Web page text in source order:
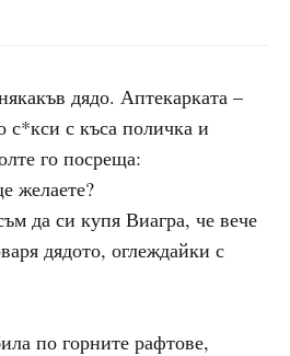
дядо. Аптекарката –
с*кси с къса поличка и
го посреща:
желаете?
да си купя Виагра, че вече
дядото, оглеждайки с
по горните рафтове,